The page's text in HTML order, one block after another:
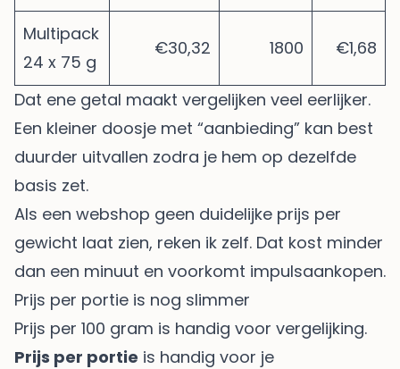
Multipack
24 x 75 g
€30,32 1800 €1,68
Dat ene getal maakt vergelijken veel eerlijker.
Een kleiner doosje met “aanbieding” kan best
duurder uitvallen zodra je hem op dezelfde
basis zet.
Als een webshop geen duidelijke prijs per
gewicht laat zien, reken ik zelf. Dat kost minder
dan een minuut en voorkomt impulsaankopen.
Prijs per portie is nog slimmer
Prijs per 100 gram is handig voor vergelijking.
Prijs per portie is handig voor je